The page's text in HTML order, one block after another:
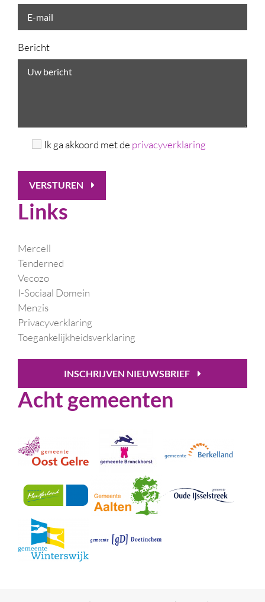
Bericht
Ik ga akkoord met de privacyverklaring
VERSTUREN
Links
Mercell
Tenderned
Vecozo
I-Sociaal Domein
Menzis
Privacyverklaring
Toegankelijkheidsverklaring
INSCHRIJVEN NIEUWSBRIEF
Acht gemeenten